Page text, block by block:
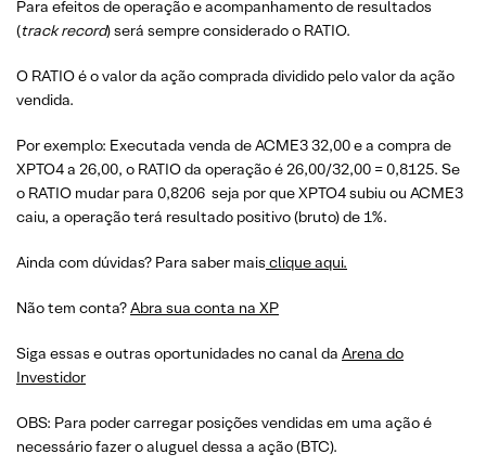
Para efeitos de operação e acompanhamento de resultados
(track record) será sempre considerado o RATIO.
O RATIO é o valor da ação comprada dividido pelo valor da ação
vendida.
Por exemplo: Executada venda de ACME3 32,00 e a compra de
XPTO4 a 26,00, o RATIO da operação é 26,00/32,00 = 0,8125. Se
o RATIO mudar para 0,8206 seja por que XPTO4 subiu ou ACME3
caiu, a operação terá resultado positivo (bruto) de 1%.
Ainda com dúvidas? Para saber mais clique aqui.
Não tem conta?Abra sua conta na XP
Siga essas e outras oportunidades no canal da Arena do
Investidor
OBS: Para poder carregar posições vendidas em uma ação é
necessário fazer o aluguel dessa a ação (BTC).